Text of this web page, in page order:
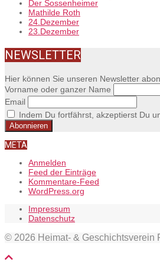
Der Sossenheimer
Mathilde Roth
24.Dezember
23.Dezember
NEWSLETTER
Hier können Sie unseren Newsletter
Vorname oder ganzer Name
Email
Indem Du fortfährst, akzeptierst Du
META
Anmelden
Feed der Einträge
Kommentare-Feed
WordPress.org
Impressum
Datenschutz
© 2026 Heimat- & Geschichtsverein